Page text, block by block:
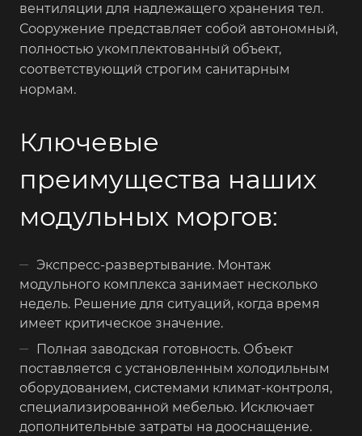
вентиляции для надлежащего хранения тел.
Сооружение представляет собой автономный,
полностью укомплектованный объект,
соответствующий строгим санитарным
нормам.
Ключевые
преимущества наших
модульных моргов:
Экспресс-развертывание. Монтаж
модульного комплекса занимает несколько
недель. Решение для ситуаций, когда время
имеет критическое значение.
Полная заводская готовность. Объект
поставляется с установленным холодильным
оборудованием, системами климат-контроля,
специализированной мебелью. Исключает
дополнительные затраты на дооснащение.